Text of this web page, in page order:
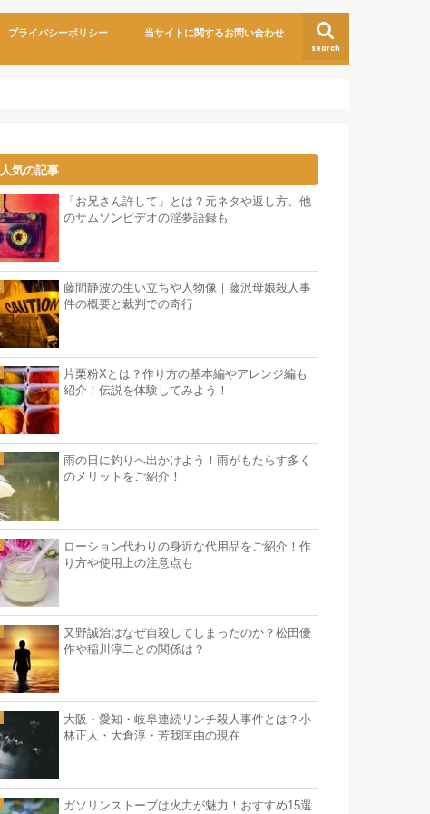
search
プライバシーポリシー 当サイトに関するお問い合わせ
人気の記事
「お兄さん許して」とは？元ネタや返し方、他
のサムソンビデオの淫夢語録も
藤間静波の生い立ちや人物像｜藤沢母娘殺人事
件の概要と裁判での奇行
片栗粉Xとは？作り方の基本編やアレンジ編も
紹介！伝説を体験してみよう！
雨の日に釣りへ出かけよう！雨がもたらす多く
のメリットをご紹介！
ローション代わりの身近な代用品をご紹介！作
り方や使用上の注意点も
又野誠治はなぜ自殺してしまったのか？松田優
作や稲川淳二との関係は？
大阪・愛知・岐阜連続リンチ殺人事件とは？小
林正人・大倉淳・芳我匡由の現在
ガソリンストーブは火力が魅力！おすすめ15選